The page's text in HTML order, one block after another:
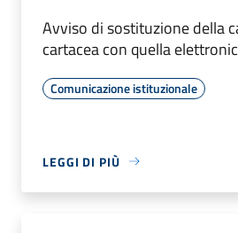
Avviso di sostituzione della
cartacea con quella
Comunicazione istituzionale
LEGGI DI PIÙ